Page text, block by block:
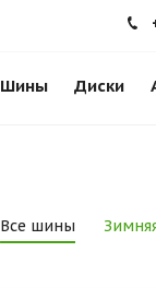
Шины Диски
Все шины